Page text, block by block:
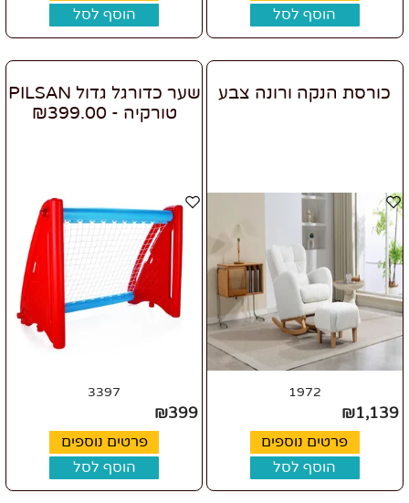
הוסף לסל
הוסף לסל
כורסת הנקה ורונה צבע
1972
₪1,139
פרטים נוספים
הוסף לסל
שער כדורגל גדול PILSAN
טורקיה - ₪399.00
3397
₪399
פרטים נוספים
הוסף לסל